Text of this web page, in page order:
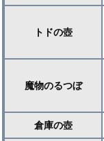
トドの壺
魔物のるつぼ
倉庫の壺